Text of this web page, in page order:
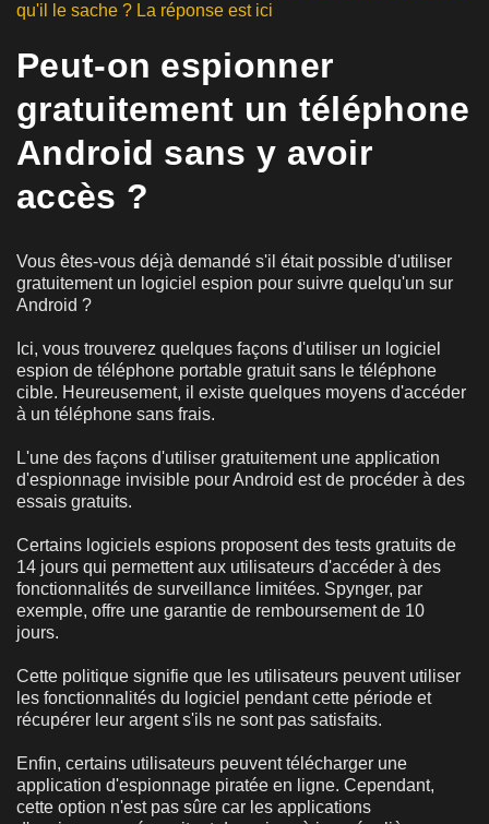
qu'il le sache ? La réponse est ici
Peut-on espionner
gratuitement un téléphone
Android sans y avoir
accès ?
Vous êtes-vous déjà demandé s'il était possible d'utiliser
gratuitement un logiciel espion pour suivre quelqu'un sur
Android ?
Ici, vous trouverez quelques façons d'utiliser un logiciel
espion de téléphone portable gratuit sans le téléphone
cible. Heureusement, il existe quelques moyens d'accéder
à un téléphone sans frais.
L'une des façons d'utiliser gratuitement une application
d'espionnage invisible pour Android est de procéder à des
essais gratuits.
Certains logiciels espions proposent des tests gratuits de
14 jours qui permettent aux utilisateurs d'accéder à des
fonctionnalités de surveillance limitées. Spynger, par
exemple, offre une garantie de remboursement de 10
jours.
Cette politique signifie que les utilisateurs peuvent utiliser
les fonctionnalités du logiciel pendant cette période et
récupérer leur argent s'ils ne sont pas satisfaits.
Enfin, certains utilisateurs peuvent télécharger une
application d'espionnage piratée en ligne. Cependant,
cette option n'est pas sûre car les applications